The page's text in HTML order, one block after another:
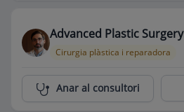
Advanced Plastic Surgery
Cirurgia plàstica i reparadora
Centro Médico Teknon
Anar al consultori